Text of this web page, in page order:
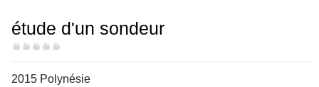
étude d'un sondeur
Difficulté
2015 Polynésie